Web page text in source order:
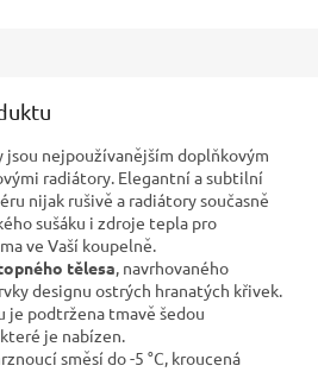
nejpoužívanějším doplňkovým
radiátory. Elegantní a subtilní
nijak rušivě a radiátory současně
sušáku i zdroje tepla pro
ve Vaší koupelně.
tělesa, navrhovaného
designu ostrých hranatých křivek.
je podtržena tmavě šedou
je nabízen.
směsí do -5 °C, kroucená